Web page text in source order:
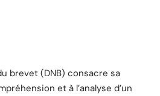
brevet (DNB) consacre sa
et à l’analyse d’un